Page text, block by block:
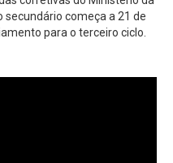
secundário começa a 21 de
para o terceiro ciclo.